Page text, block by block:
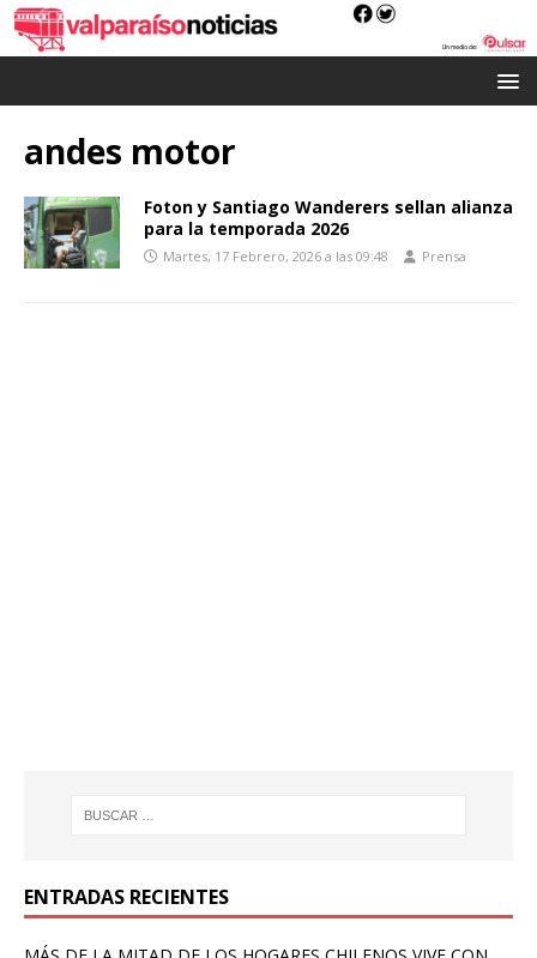
andes motor
Foton y Santiago Wanderers sellan alianza
para la temporada 2026
Martes, 17 Febrero, 2026 a las 09:48 Prensa
ENTRADAS RECIENTES